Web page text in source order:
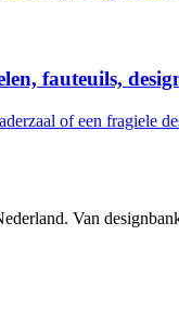
fauteuils,
of een fragiele
Van